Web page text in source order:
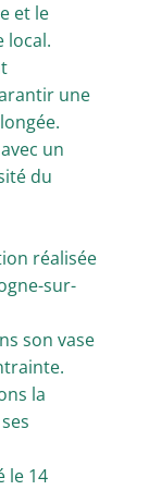
et le
local.
une
un
du
réalisée
sur-
son vase
la
le 14